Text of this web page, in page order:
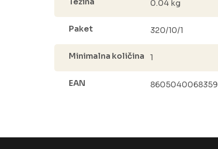
0.04 kg
Paket 320/10/1
Minimalna količina 1
EAN 8605040068359